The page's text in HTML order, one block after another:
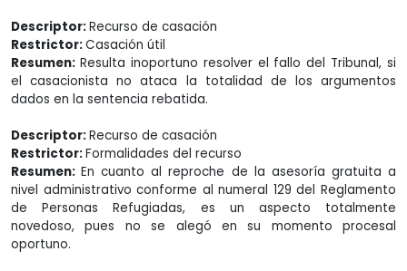
Descriptor:Recurso de casación
Restrictor:Casación útil
Resumen: Resulta inoportuno resolver el fallo del Tribunal, si
el casacionista no ataca la totalidad de los argumentos
dados en la sentencia rebatida.
Descriptor:Recurso de casación
Restrictor:Formalidades del recurso
Resumen:En cuanto al reproche de la asesoría gratuita a
nivel administrativo conforme al numeral 129 del Reglamento
de Personas Refugiadas, es un aspecto totalmente
novedoso, pues no se alegó en su momento procesal
oportuno.